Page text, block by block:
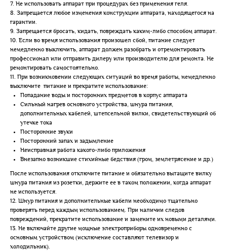
7. Не использовать аппарат при процедурах без применения геля.
8. Запрещается любое изменения конструкции аппарата, находящегося на
гарантии.
9. Запрещается бросать, кидать, повреждать каким-либо способом аппарат.
10. Если во время использования произошел сбой, питание следует
немедленно выключить, аппарат должен разобрать и отремонтировать
профессионал или отправить дилеру или производителю для ремонта. Не
ремонтировать самостоятельно.
11. При возникновении следующих ситуаций во время работы, немедленно
выключите питание и прекратите использование:
Попадание воды и посторонних предметов в корпус аппарата
Сильный нагрев основного устройства, шнура питания,
дополнительных кабелей, штепсельной вилки, свидетельствующий об
утечке тока
Посторонние звуки
Посторонний запах и задымление
Неисправная работа какого-либо приложения
Внезапно возникшие стихийные бедствия (гром, землетрясение и др.)
После использования отключите питание и обязательно вытащите вилку
шнура питания из розетки, держите ее в таком положении, когда аппарат
не используется.
12. Шнур питания и дополнительные кабели необходимо тщательно
проверять перед каждым использованием. При наличии следов
повреждений, прекратите использование и замените их новыми деталями.
13. Не включайте другие мощные электроприборы одновременно с
основным устройством (исключение составляют телевизор и
холодильник).